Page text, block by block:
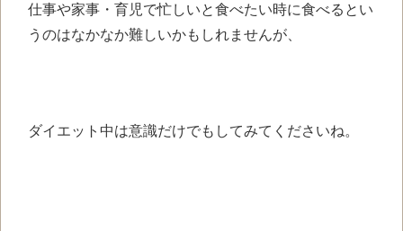
仕事や家事・育児で忙しいと食べたい時に食べるとい
うのはなかなか難しいかもしれませんが、
ダイエット中は意識だけでも してみてくださいね。